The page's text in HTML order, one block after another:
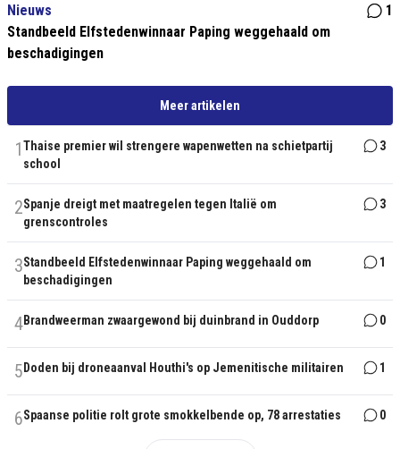
Nieuws
1
Standbeeld Elfstedenwinnaar Paping weggehaald om
beschadigingen
Meer artikelen
1Thaise premier wil strengere wapenwetten na schietpartij
school
3
2Spanje dreigt met maatregelen tegen Italië om
grenscontroles
3
3Standbeeld Elfstedenwinnaar Paping weggehaald om
beschadigingen
1
4Brandweerman zwaargewond bij duinbrand in Ouddorp 0
5 Doden bij droneaanval Houthi's op Jemenitische militairen 1
6Spaanse politie rolt grote smokkelbende op, 78 arrestaties 0